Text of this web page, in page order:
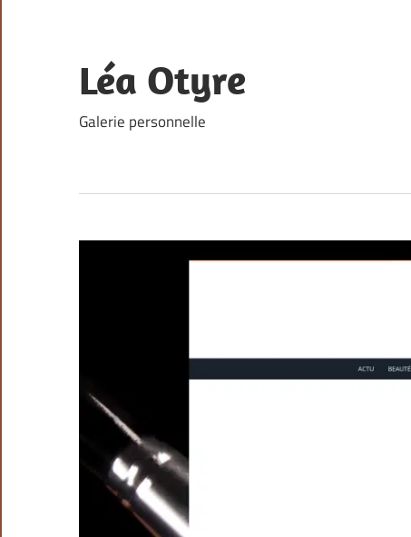
content
Léa Otyre
Galerie personnelle